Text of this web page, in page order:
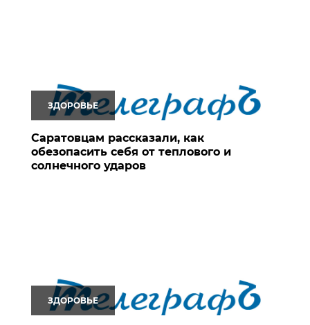
ЗДОРОВЬЕ
Саратовцам рассказали, как
обезопасить себя от теплового и
солнечного ударов
ЗДОРОВЬЕ